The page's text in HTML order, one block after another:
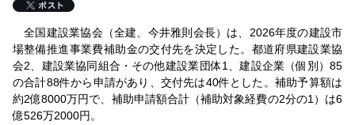
全国建設業協会（全建、今井雅則会長）は、2026年度の建設市
場整備推進事業費補助金の交付先を決定した。都道府県建設業協
会2、建設業協同組合・その他建設業団体1、建設企業（個別）85
の合計88件から申請があり、交付先は40件とした。補助予算額は
約2億8000万円で、補助申請額合計（補助対象経費の2分の1）は6
億526万2000円。